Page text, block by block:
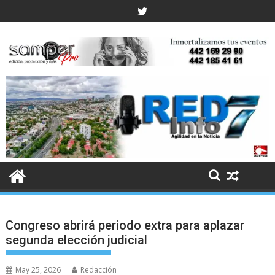
to
Congreso abrirá periodo extra para aplazar
segunda elección judicial
May 25, 2026 Redacción